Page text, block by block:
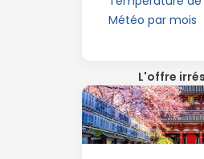
Météo par mois
L'offre